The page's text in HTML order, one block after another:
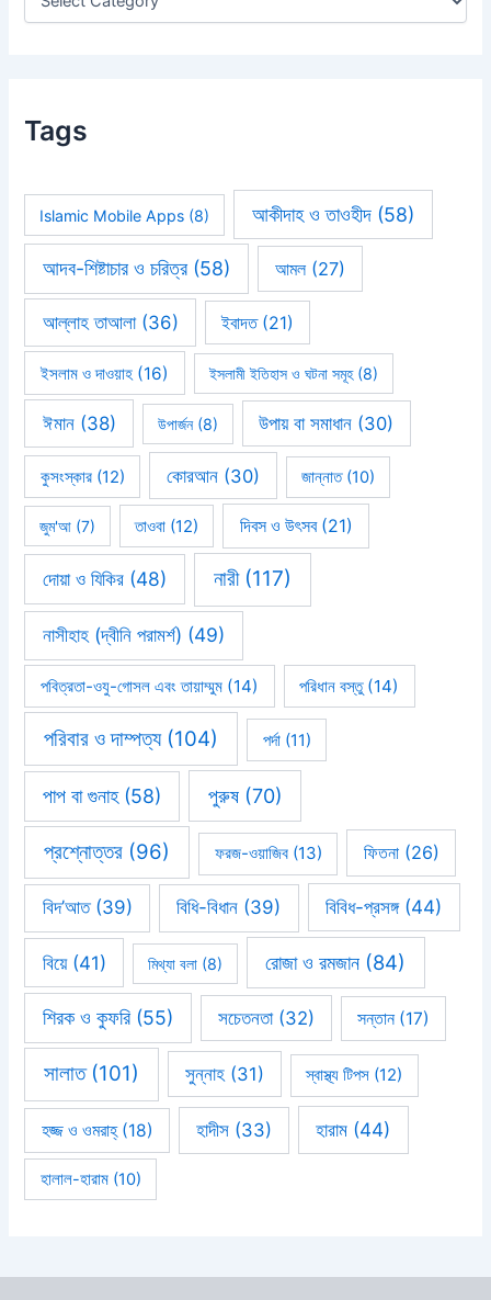
Tags
Islamic Mobile Apps (8) আকীদাহ ও তাওহীদ(58)
আদব-শিষ্টাচার ও চরিত্র(58) আমল(27)
আল্লাহ তাআলা(36) ইবাদত(21)
ইসলাম ও দাওয়াহ (16) ইসলামী ইতিহাস ও ঘটনা সমূহ(8)
ঈমান(38) উপার্জন(8) উপায় বা সমাধান (30)
কুসংস্কার(12) কোরআন (30) জান্নাত(10)
জুম'আ (7) তাওবা (12) দিবস ও উৎসব(21)
দোয়া ও যিকির (48) নারী(117)
নাসীহাহ (দ্বীনি পরামর্শ) (49)
পবিত্রতা-ওযু-গোসল এবং তায়াম্মুম (14) পরিধান বস্তু(14)
পরিবার ও দাম্পত্য(104) পর্দা(11)
পাপ বা গুনাহ(58) পুরুষ(70)
প্রশ্নোত্তর (96) ফরজ-ওয়াজিব(13) ফিতনা(26)
বিদ’আত(39) বিধি-বিধান (39) বিবিধ-প্রসঙ্গ(44)
বিয়ে(41) মিথ্যা বলা(8) রোজা ও রমজান (84)
শিরক ও কুফরি(55) সচেতনতা(32) সন্তান(17)
সালাত(101) সুন্নাহ (31) স্বাস্থ্য টিপস (12)
হজ্জ ও ওমরাহ্‌(18) হাদীস(33) হারাম (44)
হালাল-হারাম(10)